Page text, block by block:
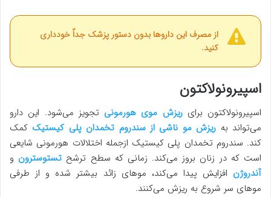
از مصرف این داروها بدون دستور پزشک جداً خودداری
کنید.
اسپیرونولاکتون
اسپیرونولاکتون برایریزش موی هورمونی تجویز می‌شود. این دارو
می‌تواند به ریزش مو ناشی از سندروم تخمدان پلی کیستیک کمک
کند. سندروم تخمدان پلی کیستیک ازجمله اختلالات هورمونی شایعی
است که در زنان بروز می‌کند. زمانی که سطح ترشح تستوسترون و
آندروژن افزایش پیدا می‌کند، موهای زائد بیشتر شده و از طرفی
موهای سر شروع به ریزش می‌کنند.